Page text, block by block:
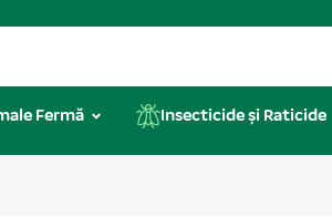
Fermă Insecticide și Raticide